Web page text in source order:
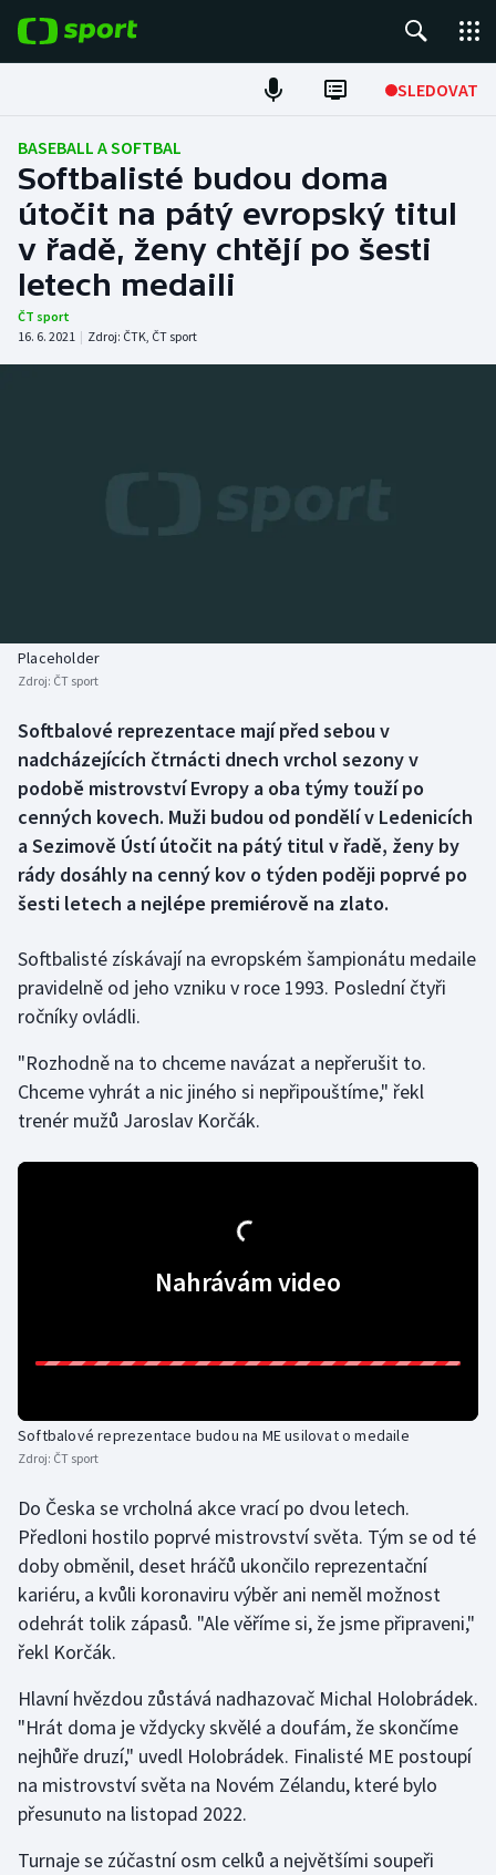
SLEDOVAT
Fotbal
Hokej
Tenis
Atletika
Boby a skeleton
Box
Curling
Dostihy
Florbal
Golf
Házená
Lyže a snowboard
Moderní pětiboj
Motorsport
Olympijské hry
Parasport
Plavání
Ragby
Rychlobruslení
AZ kvíz
BASEBALL A SOFTBAL
Softbalisté budou doma
útočit na pátý evropský titul
v řadě, ženy chtějí po šesti
letech medaili
ČT sport
16. 6. 2021 | Zdroj: ČTK, ČT sport
Placeholder
Zdroj: ČT sport
Softbalové reprezentace mají před sebou v
nadcházejících čtrnácti dnech vrchol sezony v
podobě mistrovství Evropy a oba týmy touží po
cenných kovech. Muži budou od pondělí v Ledenicích
a Sezimově Ústí útočit na pátý titul v řadě, ženy by
rády dosáhly na cenný kov o týden poději poprvé po
šesti letech a nejlépe premiérově na zlato.
Softbalisté získávají na evropském šampionátu medaile
pravidelně od jeho vzniku v roce 1993. Poslední čtyři
ročníky ovládli.
"Rozhodně na to chceme navázat a nepřerušit to.
Chceme vyhrát a nic jiného si nepřipouštíme," řekl
trenér mužů Jaroslav Korčák.
Nahrávám video
Softbalové reprezentace budou na ME usilovat o medaile
Zdroj: ČT sport
Do Česka se vrcholná akce vrací po dvou letech.
Předloni hostilo poprvé mistrovství světa. Tým se od té
doby obměnil, deset hráčů ukončilo reprezentační
kariéru, a kvůli koronaviru výběr ani neměl možnost
odehrát tolik zápasů. "Ale věříme si, že jsme připraveni,"
řekl Korčák.
Hlavní hvězdou zůstává nadhazovač Michal Holobrádek.
"Hrát doma je vždycky skvělé a doufám, že skončíme
nejhůře druzí," uvedl Holobrádek. Finalisté ME postoupí
na mistrovství světa na Novém Zélandu, které bylo
přesunuto na listopad 2022.
Turnaje se zúčastní osm celků a největšími soupeři